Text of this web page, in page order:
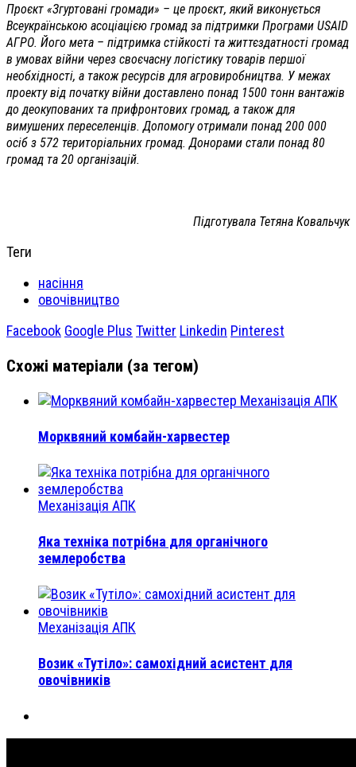
Проєкт «Згуртовані громади» – це проєкт, який виконується
Всеукраїнською асоціацією громад за підтримки Програми USAID
АГРО. Його мета – підтримка стійкості та життєздатності громад
в умовах війни через своєчасну логістику товарів першої
необхідності, а також ресурсів для агровиробництва. У межах
проекту від початку війни доставлено понад 1500 тонн вантажів
до деокупованих та прифронтових громад, а також для
вимушених переселенців. Допомогу отримали понад 200 000
осіб з 572 територіальних громад. Донорами стали понад 80
громад та 20 організацій.
Підготувала Тетяна Ковальчук
Теги
насіння
овочівництво
Facebook Google Plus Twitter Linkedin Pinterest
Схожі матеріали (за тегом)
Механізація АПК
Морквяний комбайн-харвестер
Механізація АПК
Яка техніка потрібна для органічного
землеробства
Механізація АПК
Возик «Тутіло»: самохідний асистент для
овочівників